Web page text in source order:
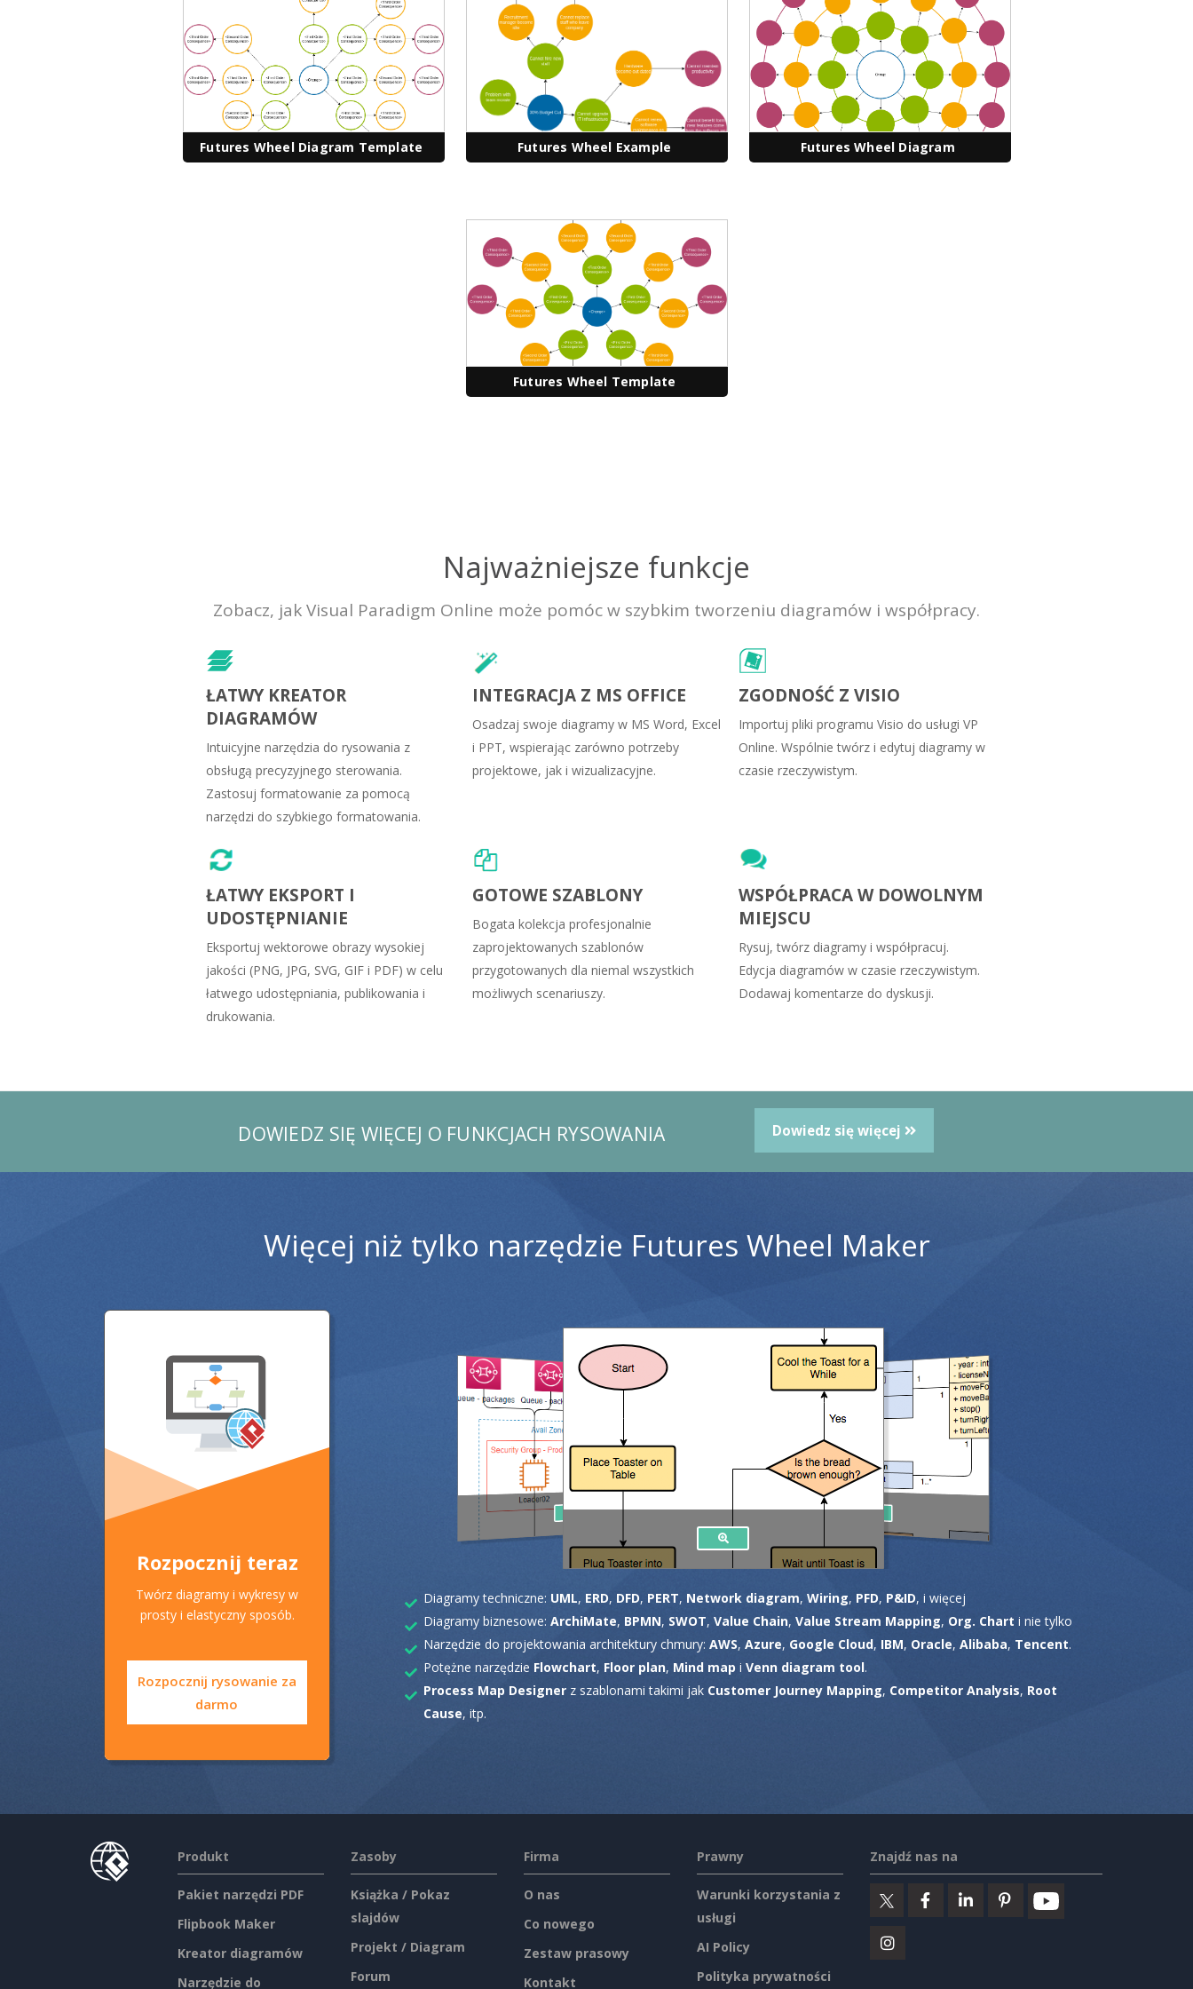
Futures Wheel Diagram Template Futures Wheel Example Futures Wheel Diagram
Futures Wheel Template
Najważniejsze funkcje
Zobacz, jak Visual Paradigm Online może pomóc w szybkim tworzeniu diagramów i współpracy.
ŁATWY KREATOR
DIAGRAMÓW
Intuicyjne narzędzia do rysowania z
obsługą precyzyjnego sterowania.
Zastosuj formatowanie za pomocą
narzędzi do szybkiego formatowania.
INTEGRACJA Z MS OFFICE
Osadzaj swoje diagramy w MS Word, Excel
i PPT, wspierając zarówno potrzeby
projektowe, jak i wizualizacyjne.
ZGODNOŚĆ Z VISIO
Importuj pliki programu Visio do usługi VP
Online. Wspólnie twórz i edytuj diagramy w
czasie rzeczywistym.
ŁATWY EKSPORT I
UDOSTĘPNIANIE
Eksportuj wektorowe obrazy wysokiej
jakości (PNG, JPG, SVG, GIF i PDF) w celu
łatwego udostępniania, publikowania i
drukowania.
GOTOWE SZABLONY
Bogata kolekcja profesjonalnie
zaprojektowanych szablonów
przygotowanych dla niemal wszystkich
możliwych scenariuszy.
WSPÓŁPRACA W DOWOLNYM
MIEJSCU
Rysuj, twórz diagramy i współpracuj.
Edycja diagramów w czasie rzeczywistym.
Dodawaj komentarze do dyskusji.
DOWIEDZ SIĘ WIĘCEJ O FUNKCJACH RYSOWANIA Dowiedz się więcej
Więcej niż tylko narzędzie Futures Wheel Maker
Rozpocznij teraz
Twórz diagramy i wykresy w
prosty i elastyczny sposób.
Rozpocznij rysowanie za
darmo
Diagramy techniczne: UML, ERD, DFD, PERT, Network diagram, Wiring, PFD, P&ID, i więcej
Diagramy biznesowe: ArchiMate, BPMN, SWOT, Value Chain, Value Stream Mapping, Org. Chart i nie tylko
Narzędzie do projektowania architektury chmury: AWS, Azure, Google Cloud, IBM, Oracle, Alibaba, Tencent.
Potężne narzędzie Flowchart, Floor plan, Mind map i Venn diagram tool.
Process Map Designer z szablonami takimi jak Customer Journey Mapping, Competitor Analysis, Root
Cause, itp.
Produkt
Pakiet narzędzi PDF
Flipbook Maker
Kreator diagramów
Narzędzie do
Zasoby
Książka / Pokaz
slajdów
Projekt / Diagram
Forum
Firma
O nas
Co nowego
Zestaw prasowy
Kontakt
Prawny
Warunki korzystania z
usługi
AI Policy
Polityka prywatności
Znajdź nas na